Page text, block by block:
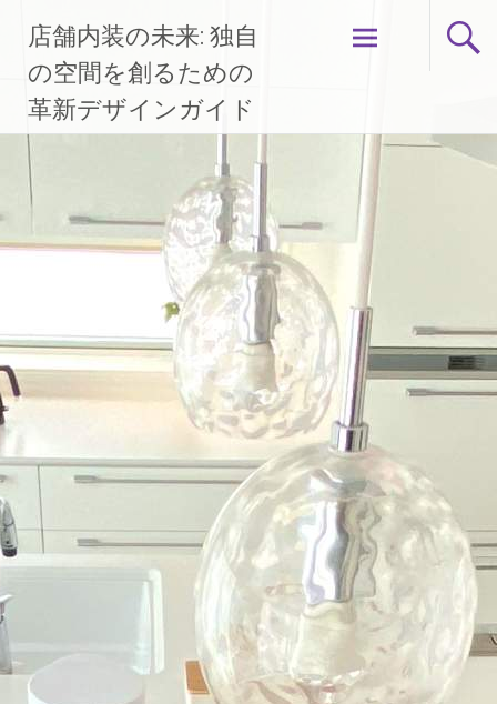
ッ
プ
店舗内装の未来: 独自
の空間を創るための
革新デザインガイド